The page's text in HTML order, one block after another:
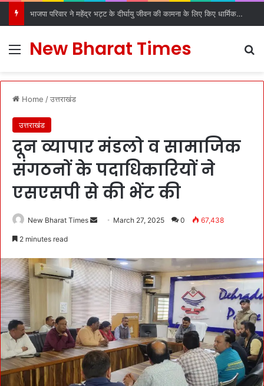
भाजपा परिवार ने महेंद्र भट्ट के दीर्घायु जीवन की कामना के लिए किए धार्मिक अनुष्ठान
Menu
New Bharat Times
Home /उत्तराखंड
उत्तराखंड
दून व्यापार मंडलो व सामाजिक
संगठनों के पदाधिकारियों ने
एसएसपी से की भेंट की
New Bharat Times
d
a
n
m
a
i
March 27, 2025 0 67,438
2 minutes read